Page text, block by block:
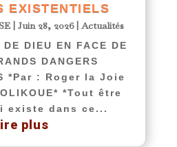
EXISTENTIELS
|Juin 28, 2026| Actualités
DIEU EN FACE DE
DANGERS
*Par : Roger la Joie
*Tout être
existe dans ce...
plus